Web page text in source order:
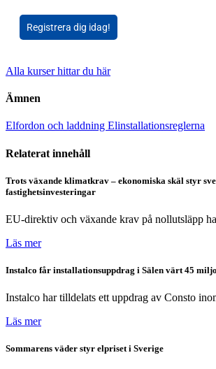
Registrera dig idag!
Alla kurser hittar du här
Ämnen
Elfordon och laddning Elinstallationsreglerna
Relaterat innehåll
Trots växande klimatkrav – ekonomiska skäl styr
fastighetsinvesteringar
EU-direktiv och växande krav på nollutsläpp
Läs mer
Instalco får installationsuppdrag i Sälen värt 45
Instalco har tilldelats ett uppdrag av Consto
Läs mer
Sommarens väder styr elpriset i Sverige